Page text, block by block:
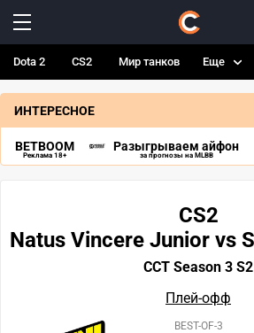
Dota 2 CS2 Мир танков Еще
ИНТЕРЕСНОЕ
BETBOOM
Реклама 18+
Разыгрываем айфон
за прогнозы на MLBB
CS2
Natus Vincere Junior vs
CCT Season 3 S2
Плей-офф
BEST-OF-3